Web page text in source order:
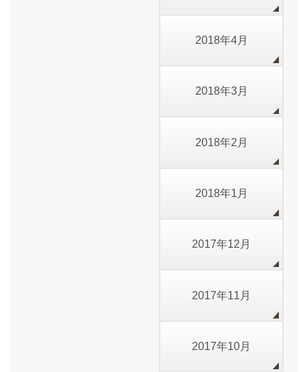
2018年4月
2018年3月
2018年2月
2018年1月
2017年12月
2017年11月
2017年10月